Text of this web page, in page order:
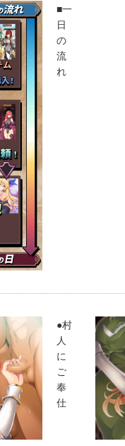
■一
日
の
流
れ
●村
人
に
ご
奉
仕